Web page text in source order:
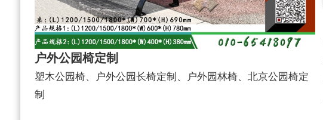
户外公园椅定制
塑木公园椅、户外公园长椅定制、户外园林椅、北京公园椅定
制